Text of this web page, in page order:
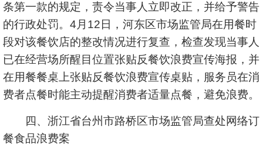
条第一款的规定，责令当事人立即改正，并给予警告
的行政处罚。4月12日，河东区市场监管局在用餐时
段对该餐饮店的整改情况进行复查，检查发现当事人
已在经营场所醒目位置张贴反餐饮浪费宣传海报，并
在用餐餐桌上张贴反餐饮浪费宣传桌贴，服务员在消
费者点餐时能主动提醒消费者适量点餐，避免浪费。
四、浙江省台州市路桥区市场监管局查处网络订
餐食品浪费案